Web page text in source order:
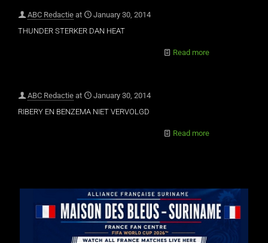
ABC Redactie at
January 30, 2014
THUNDER STERKER DAN HEAT
Read more
ABC Redactie at
January 30, 2014
RIBERY EN BENZEMA NIET VERVOLGD
Read more